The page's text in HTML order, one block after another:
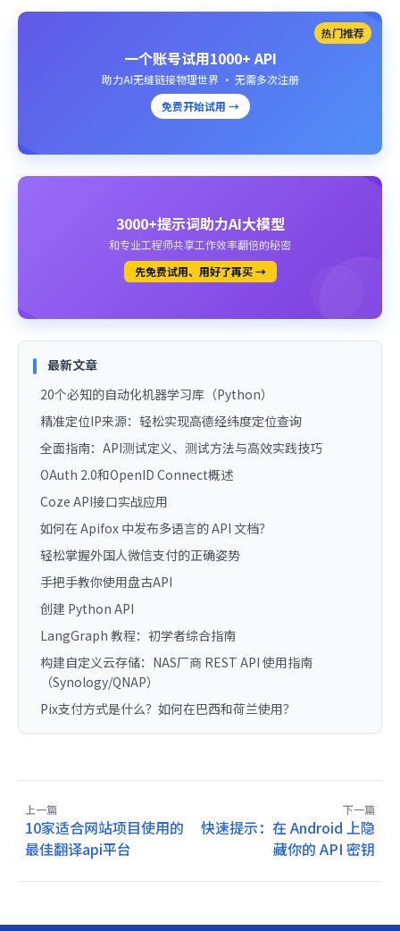
热门推荐
一个账号试用1000+ API
助力AI无缝链接物理世界 · 无需多次注册
免费开始试用 →
3000+提示词助力AI大模型
和专业工程师共享工作效率翻倍的秘密
先免费试用、用好了再买 →
最新文章
20个必知的自动化机器学习库（Python）
精准定位IP来源：轻松实现高德经纬度定位查询
全面指南：API测试定义、测试方法与高效实践技巧
OAuth 2.0和OpenID Connect概述
Coze API接口实战应用
如何在 Apifox 中发布多语言的 API 文档？
轻松掌握外国人微信支付的正确姿势
手把手教你使用盘古API
创建 Python API
LangGraph 教程：初学者综合指南
构建自定义云存储：NAS厂商 REST API 使用指南
（Synology/QNAP）
Pix支付方式是什么？如何在巴西和荷兰使用？
上一篇
10家适合网站项目使用的
最佳翻译api平台
下一篇
快速提示：在 Android 上隐
藏你的 API 密钥